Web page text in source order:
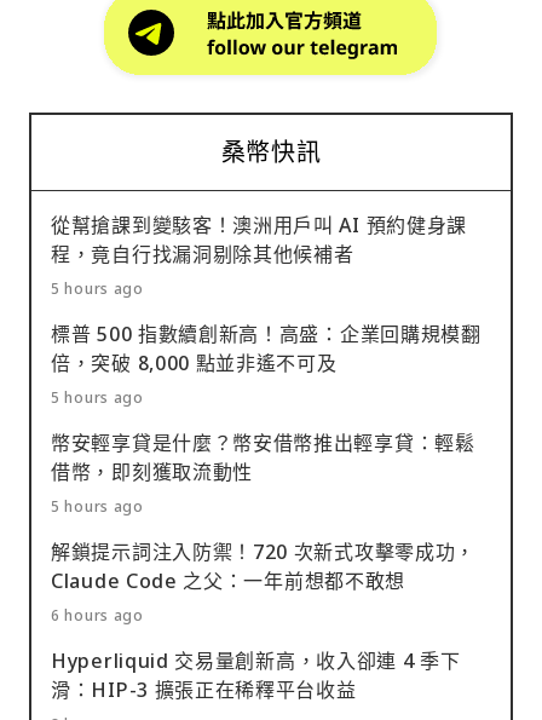
桑幣快訊
從幫搶課到變駭客！澳洲用戶叫 AI 預約健身課
程，竟自行找漏洞剔除其他候補者
5 hours ago
標普 500 指數續創新高！高盛：企業回購規模翻
倍，突破 8,000 點並非遙不可及
5 hours ago
幣安輕享貸是什麼？幣安借幣推出輕享貸：輕鬆
借幣，即刻獲取流動性
5 hours ago
解鎖提示詞注入防禦！720 次新式攻擊零成功，
Claude Code 之父：一年前想都不敢想
6 hours ago
Hyperliquid 交易量創新高，收入卻連 4 季下
滑：HIP-3 擴張正在稀釋平台收益